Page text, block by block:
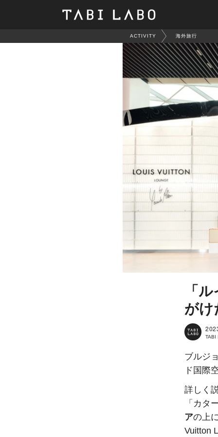
ACTIVITY 海外旅行
「
が
TABI
ブルジ
ド国際
詳しく
「カタ
アの上
Vuitton